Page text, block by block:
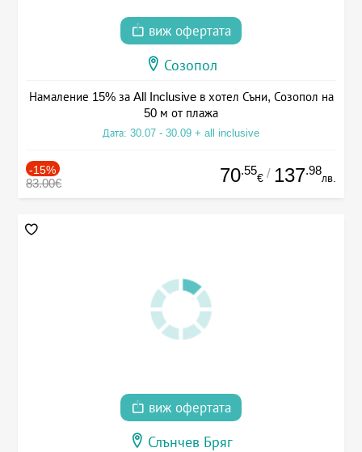
виж офертата
Созопол
Намаление 15% за All Inclusive в хотел Съни, Созопол на
50 м от плажа
Дата: 30.07 - 30.09 + all inclusive
-15%
83.00€ 70.55
€ / 137.98
лв.
виж офертата
Слънчев Бряг